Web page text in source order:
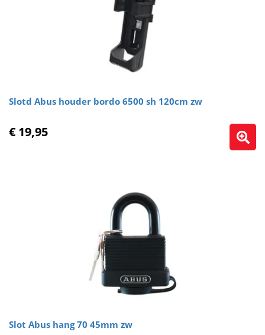
Slotd Abus houder bordo 6500 sh 120cm zw
€ 19,95
Slot Abus hang 70 45mm zw